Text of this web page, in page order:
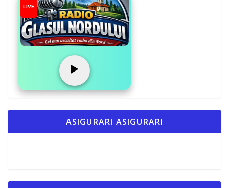
LIVE
▶️
ASIGURARI ASIGURARI